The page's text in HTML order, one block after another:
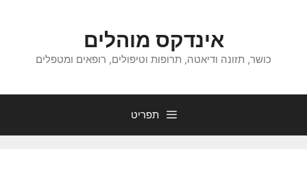
אינדקס מוהלים
כושר, תזונה ודיאטה, תרופות וטיפולים, רופאים ומטפלים
תפריט